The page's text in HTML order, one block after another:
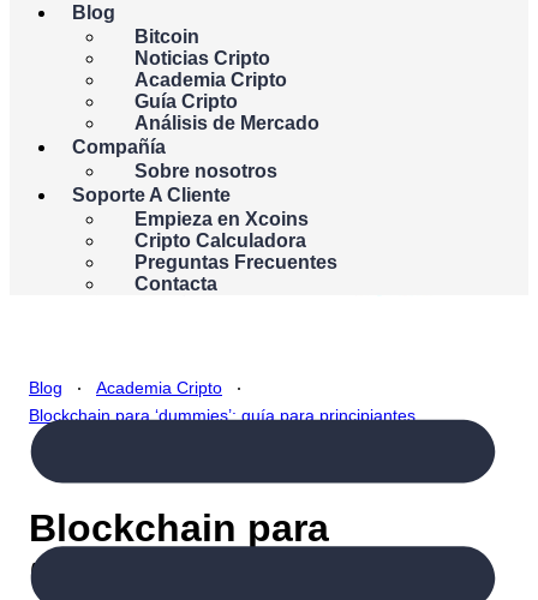
Blog
Bitcoin
Noticias Cripto
Academia Cripto
Guía Cripto
Análisis de Mercado
Compañía
Sobre nosotros
Soporte A Cliente
Empieza en Xcoins
Cripto Calculadora
Preguntas Frecuentes
Contacta
{{c.coin_code}}
{{errors.general.errorMessage}}
{{errors.currency.errorMessage}}
{{errors.currency.errorMessage}}
Comprar bitcoins
Blog . Academia Cripto .
Blockchain para ‘dummies’: guía para principiantes
Blockchain para
‘dummies’: guía para